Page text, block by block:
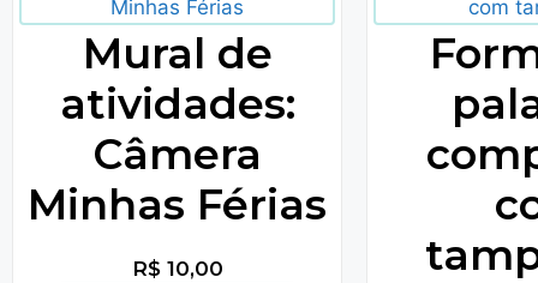
Mural de
atividades:
Câmera
Minhas Férias
R$10,00